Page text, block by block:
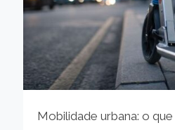
Mobilidade urbana: o